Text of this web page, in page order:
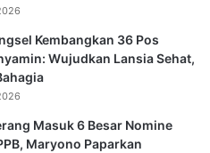
Kembangkan 36 Pos
Wujudkan Lansia Sehat,
Masuk 6 Besar Nomine
Maryono Paparkan